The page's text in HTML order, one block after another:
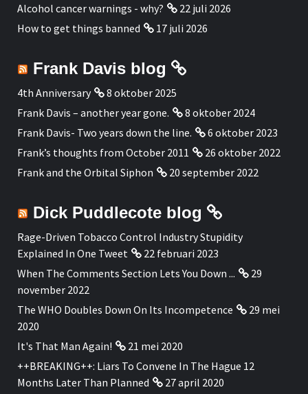
Alcohol cancer warnings - why?
22 juli 2026
How to get things banned
17 juli 2026
Frank Davis blog
4th Anniversary
8 oktober 2025
Frank Davis – another year gone.
8 oktober 2024
Frank Davis- Two years down the line.
6 oktober 2023
Frank’s thoughts from October 2011
26 oktober 2022
Frank and the Orbital Siphon
20 september 2022
Dick Puddlecote blog
Rage-Driven Tobacco Control Industry Stupidity
Explained In One Tweet
22 februari 2023
When The Comments Section Lets You Down ...
29
november 2022
The WHO Doubles Down On Its Incompetence
29 mei
2020
It's That Man Again!
21 mei 2020
++BREAKING++: Liars To Convene In The Hague 12
Months Later Than Planned
27 april 2020